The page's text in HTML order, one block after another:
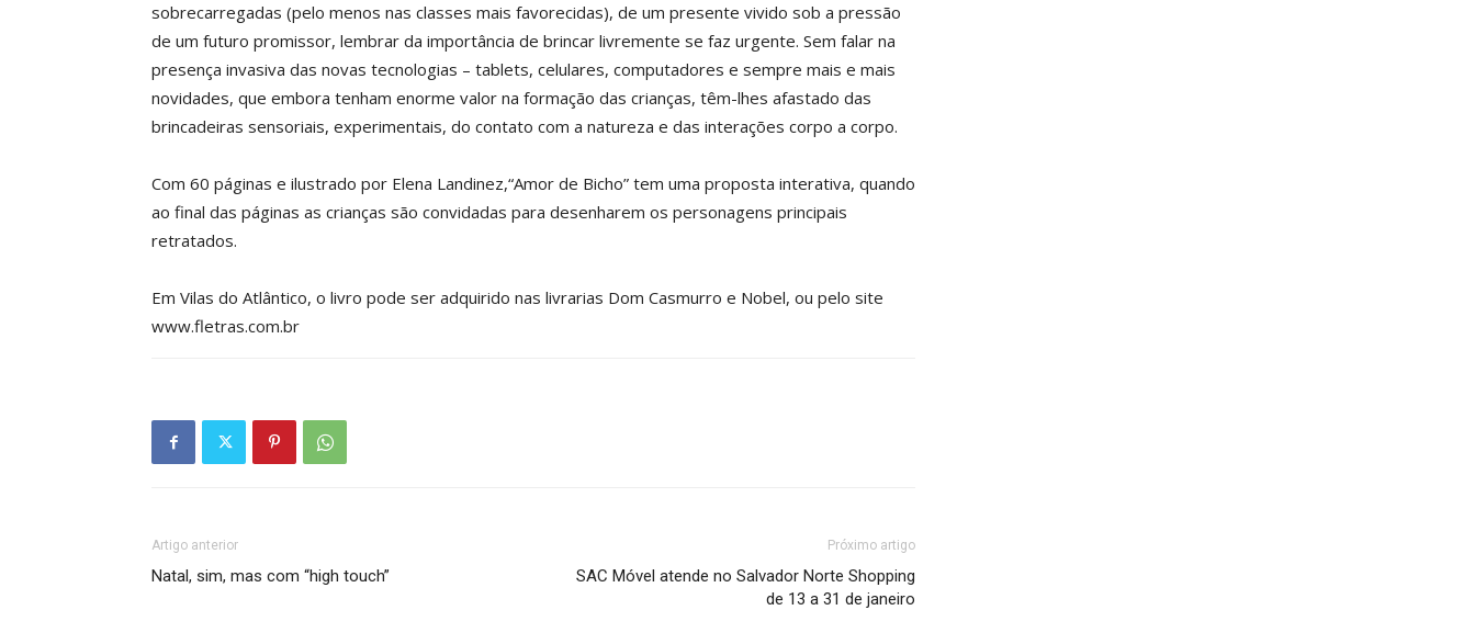
sobrecarregadas (pelo menos nas classes mais favorecidas), de um presente vivido sob a pressão
de um futuro promissor, lembrar da importância de brincar livremente se faz urgente. Sem falar na
presença invasiva das novas tecnologias – tablets, celulares, computadores e sempre mais e mais
novidades, que embora tenham enorme valor na formação das crianças, têm-lhes afastado das
brincadeiras sensoriais, experimentais, do contato com a natureza e das interações corpo a corpo.
Com 60 páginas e ilustrado por Elena Landinez,“Amor de Bicho” tem uma proposta interativa, quando
ao final das páginas as crianças são convidadas para desenharem os personagens principais
retratados.
Em Vilas do Atlântico, o livro pode ser adquirido nas livrarias Dom Casmurro e Nobel, ou pelo site
www.fletras.com.br
Artigo anterior
Natal, sim, mas com “high touch”
Próximo artigo
SAC Móvel atende no Salvador Norte Shopping
de 13 a 31 de janeiro